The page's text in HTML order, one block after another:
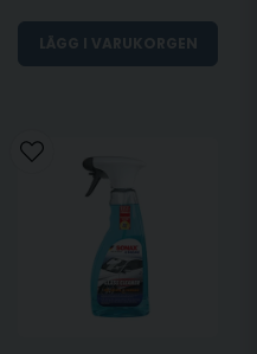
LÄGG I VARUKORGEN